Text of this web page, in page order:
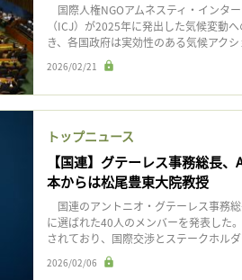
国際人権NGOアムネスティ・インタ
（ICJ）が2025年に発出した気候変動
き、各国政府は実効性のある気候アク
2026/02/21
トップニュース
【国連】グテーレス事務総長
本からは松尾豊東大院教授
国連のアントニオ・グテーレス事務
に選ばれた40人のメンバーを発表した
されており、国際交渉とステークホル
2026/02/06